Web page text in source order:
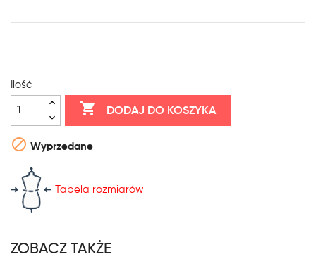
Ilość
 DODAJ DO KOSZYKA
 Wyprzedane
Tabela rozmiarów
ZOBACZ TAKŻE